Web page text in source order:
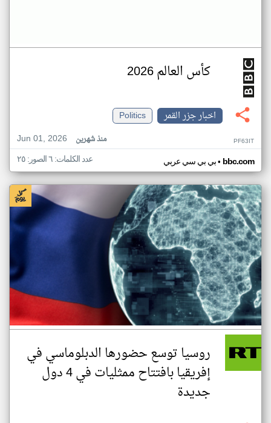
كأس العالم 2026
اخبار جزر القمر
Politics
Jun 01, 2026
منذ شهرين PF63IT
بي بي سي عربي• bbc.com عدد الكلمات: ٦ الصور: ٢٥
روسيا توسع حضورها الدبلوماسي في
إفريقيا بافتتاح ممثليات في 4 دول
جديدة